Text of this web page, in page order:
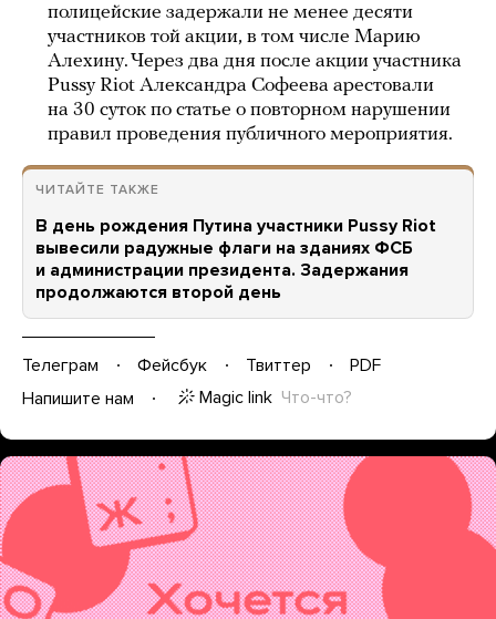
полицейские задержали не менее десяти
участников той акции, в том числе Марию
Алехину. Через два дня после акции участника
Pussy Riot Александра Софеева арестовали
на 30 суток по статье о повторном нарушении
правил проведения публичного мероприятия.
ЧИТАЙТЕ ТАКЖЕ
В день рождения Путина участники Pussy Riot
вывесили радужные флаги на зданиях ФСБ
и администрации президента. Задержания
продолжаются второй день
Телеграм Фейсбук Твиттер
PDF
Напишите нам
Magic link Что-что?